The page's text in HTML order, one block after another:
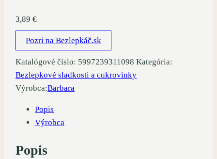
3,89 €
Pozri na Bezlepkáč.sk
Katalógové číslo: 5997239311098 Kategória:
Bezlepkové sladkosti a cukrovinky
Výrobca:Barbara
Popis
Výrobca
Popis